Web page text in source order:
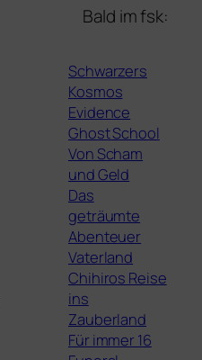
Bald im fsk:
Schwarzers
Kosmos
Evidence
Ghost School
Von Scham
und Geld
Das
geträumte
Abenteuer
Vaterland
Chihiros Reise
ins
Zauberland
Für immer 16